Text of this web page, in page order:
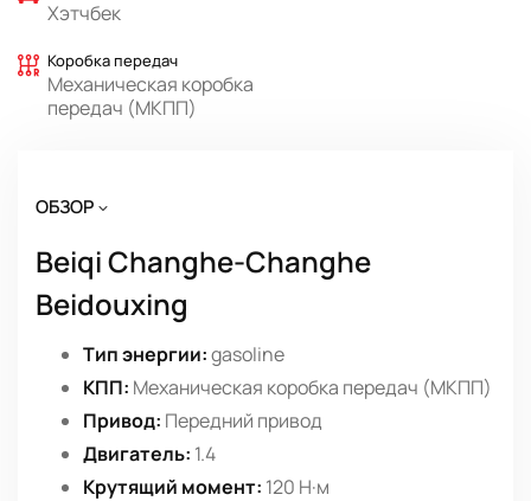
Хэтчбек
Коробка передач
Механическая коробка
передач (МКПП)
ОБЗОР
Beiqi Changhe-Changhe
Beidouxing
Тип энергии:gasoline
КПП: Механическая коробка передач (МКПП)
Привод: Передний привод
Двигатель: 1.4
Крутящий момент: 120 Н·м